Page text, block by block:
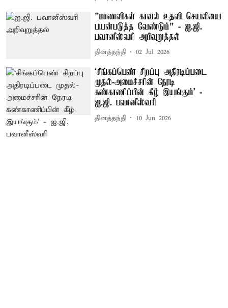
"மாணவிகள் காவல் உதவி செயலியை
பயன்படுத்த வேண்டும்" - ஐ.ஜி.
பவானீஸ்வரி அறிவுறுத்தல்
தினத்தந்தி 02 Jul 2026
‘சிங்கப்பெண் சிறப்பு அதிரடிப்படை
முதல்-அமைச்சரின் நேரடி
கண்காணிப்பின் கீழ் இயங்கும்’ -
ஐ.ஜி. பவானீஸ்வரி
தினத்தந்தி 10 Jun 2026